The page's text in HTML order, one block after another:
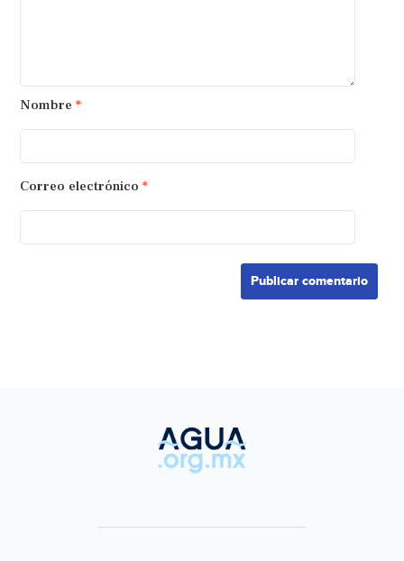
Nombre *
Correo electrónico *